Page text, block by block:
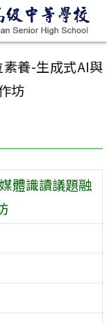
素養-生成式AI與
坊
體識讀議題融